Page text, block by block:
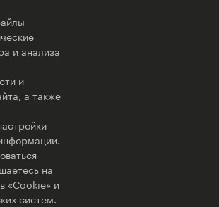
и анализа
и
а также
на
«Cookie» и
систем.